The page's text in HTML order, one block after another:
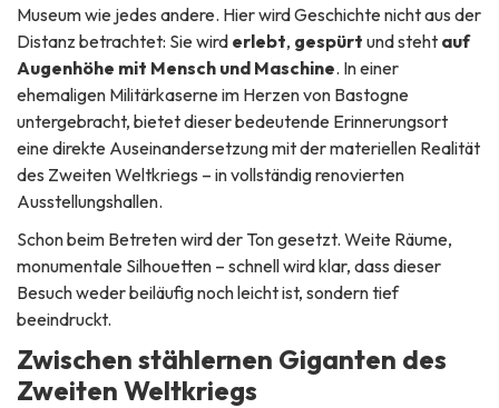
Museum wie jedes andere. Hier wird Geschichte nicht aus der
Distanz betrachtet: Sie wird erlebt, gespürt und steht auf
Augenhöhe mit Mensch und Maschine. In einer
ehemaligen Militärkaserne im Herzen von Bastogne
untergebracht, bietet dieser bedeutende Erinnerungsort
eine direkte Auseinandersetzung mit der materiellen Realität
des Zweiten Weltkriegs – in vollständig renovierten
Ausstellungshallen.
Schon beim Betreten wird der Ton gesetzt. Weite Räume,
monumentale Silhouetten – schnell wird klar, dass dieser
Besuch weder beiläufig noch leicht ist, sondern tief
beeindruckt.
Zwischen stählernen Giganten des
Zweiten Weltkriegs